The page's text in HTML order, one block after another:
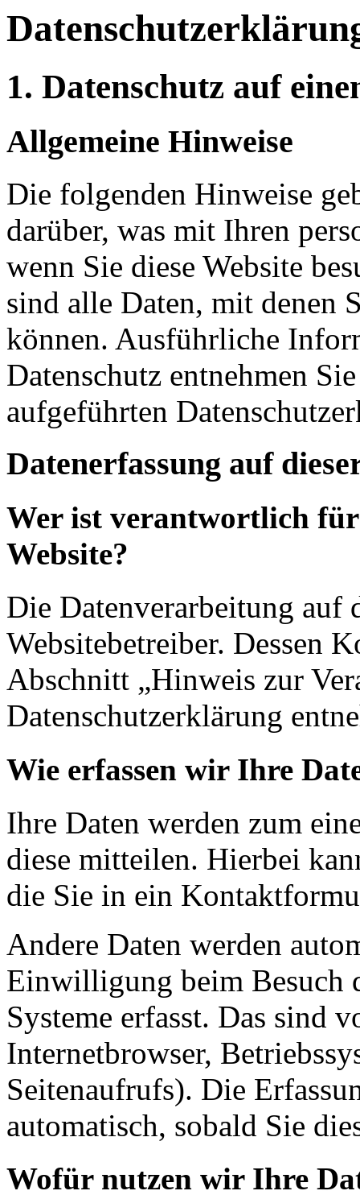
1. Datenschutz auf
Allgemeine Hinweise
Die folgenden Hinweise
darüber, was mit Ihren
wenn Sie diese Website
sind alle Daten, mit denen
können. Ausführliche
Datenschutz entnehmen
aufgeführten
Datenerfassung auf
Wer ist verantwortlich für
Website?
Die Datenverarbeitung auf
Websitebetreiber. Dessen
Abschnitt „Hinweis zur
Datenschutzerklärung
Wie erfassen wir Ihre
Ihre Daten werden zum
diese mitteilen. Hierbei
die Sie in ein
Andere Daten werden
Einwilligung beim Besuch
Systeme erfasst. Das sind
Internetbrowser,
Seitenaufrufs). Die
automatisch, sobald Sie
Wofür nutzen wir Ihre